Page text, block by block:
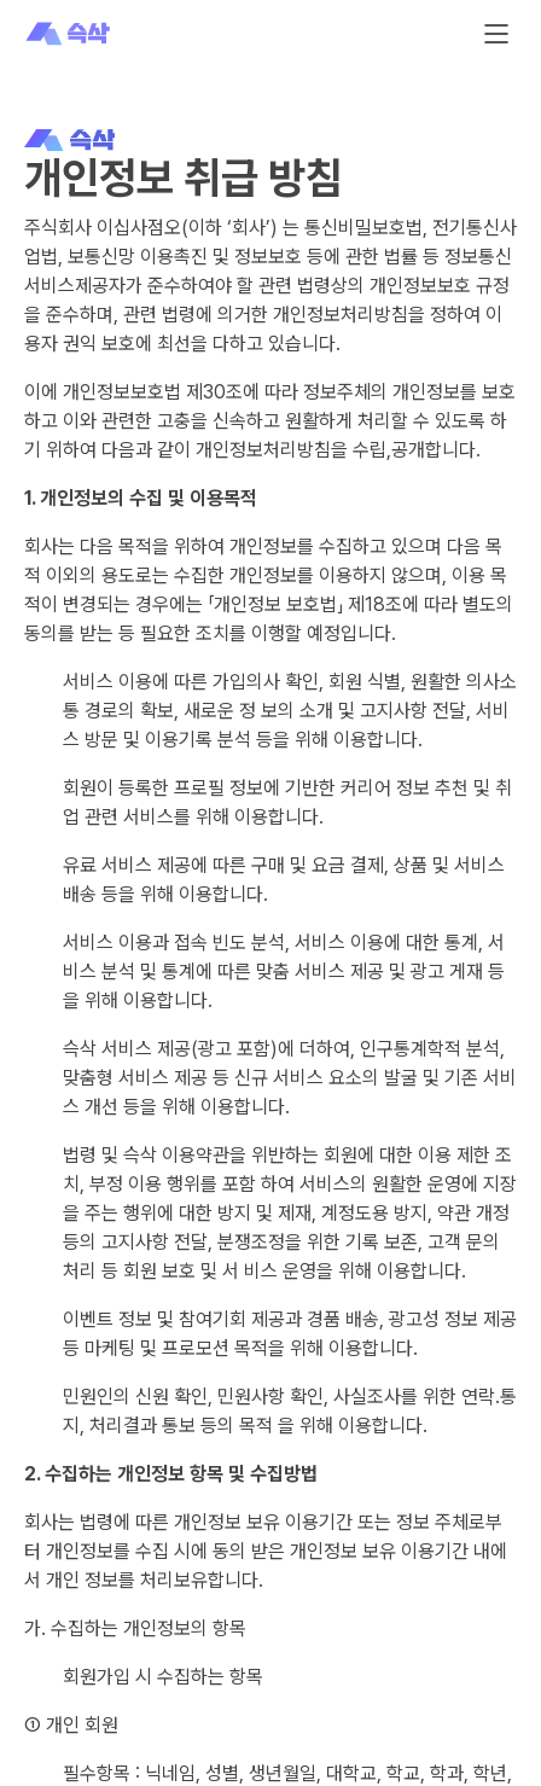
개인정보 취급 방침
주식회사 이십사점오(이하 ‘회사’) 는 통신비밀보호법, 전기통신사
업법, 보통신망 이용촉진 및 정보보호 등에 관한 법률 등 정보통신
서비스제공자가 준수하여야 할 관련 법령상의 개인정보보호 규정
을 준수하며, 관련 법령에 의거한 개인정보처리방침을 정하여 이
용자 권익 보호에 최선을 다하고 있습니다.
이에 개인정보보호법 제30조에 따라 정보주체의 개인정보를 보호
하고 이와 관련한 고충을 신속하고 원활하게 처리할 수 있도록 하
기 위하여 다음과 같이 개인정보처리방침을 수립,공개합니다.
1. 개인정보의 수집 및 이용목적
회사는 다음 목적을 위하여 개인정보를 수집하고 있으며 다음 목
적 이외의 용도로는 수집한 개인정보를 이용하지 않으며, 이용 목
적이 변경되는 경우에는 「개인정보 보호법」 제18조에 따라 별도의
동의를 받는 등 필요한 조치를 이행할 예정입니다.
서비스 이용에 따른 가입의사 확인, 회원 식별, 원활한 의사소
통 경로의 확보, 새로운 정 보의 소개 및 고지사항 전달, 서비
스 방문 및 이용기록 분석 등을 위해 이용합니다.
회원이 등록한 프로필 정보에 기반한 커리어 정보 추천 및 취
업 관련 서비스를 위해 이용합니다.
유료 서비스 제공에 따른 구매 및 요금 결제, 상품 및 서비스
배송 등을 위해 이용합니다.
서비스 이용과 접속 빈도 분석, 서비스 이용에 대한 통계, 서
비스 분석 및 통계에 따른 맞춤 서비스 제공 및 광고 게재 등
을 위해 이용합니다.
슥삭 서비스 제공(광고 포함)에 더하여, 인구통계학적 분석,
맞춤형 서비스 제공 등 신규 서비스 요소의 발굴 및 기존 서비
스 개선 등을 위해 이용합니다.
법령 및 슥삭 이용약관을 위반하는 회원에 대한 이용 제한 조
치, 부정 이용 행위를 포함 하여 서비스의 원활한 운영에 지장
을 주는 행위에 대한 방지 및 제재, 계정도용 방지, 약관 개정
등의 고지사항 전달, 분쟁조정을 위한 기록 보존, 고객 문의
처리 등 회원 보호 및 서 비스 운영을 위해 이용합니다.
이벤트 정보 및 참여기회 제공과 경품 배송, 광고성 정보 제공
등 마케팅 및 프로모션 목적을 위해 이용합니다.
민원인의 신원 확인, 민원사항 확인, 사실조사를 위한 연락.통
지, 처리결과 통보 등의 목적 을 위해 이용합니다.
2. 수집하는 개인정보 항목 및 수집방법
회사는 법령에 따른 개인정보 보유 이용기간 또는 정보 주체로부
터 개인정보를 수집 시에 동의 받은 개인정보 보유 이용기간 내에
서 개인 정보를 처리보유합니다.
가. 수집하는 개인정보의 항목
회원가입 시 수집하는 항목
① 개인 회원
필수항목 : 닉네임, 성별, 생년월일, 대학교, 학교, 학과, 학년,